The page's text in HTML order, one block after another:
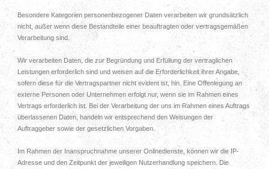
Besondere Kategorien personenbezogener Daten verarbeiten wir grundsätzlich
nicht, außer wenn diese Bestandteile einer beauftragten oder vertragsgemäßen
Verarbeitung sind.
Wir verarbeiten Daten, die zur Begründung und Erfüllung der vertraglichen
Leistungen erforderlich sind und weisen auf die Erforderlichkeit ihrer Angabe,
sofern diese für die Vertragspartner nicht evident ist, hin. Eine Offenlegung an
externe Personen oder Unternehmen erfolgt nur, wenn sie im Rahmen eines
Vertrags erforderlich ist. Bei der Verarbeitung der uns im Rahmen eines Auftrags
überlassenen Daten, handeln wir entsprechend den Weisungen der
Auftraggeber sowie der gesetzlichen Vorgaben.
Im Rahmen der Inanspruchnahme unserer Onlinedienste, können wir die IP-
Adresse und den Zeitpunkt der jeweiligen Nutzerhandlung speichern. Die